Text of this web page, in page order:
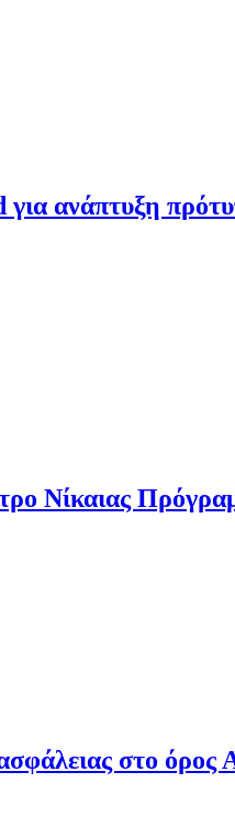
ανάπτυξη
Νίκαιας
στο όρος